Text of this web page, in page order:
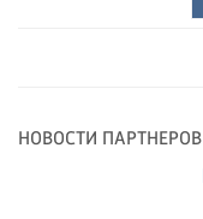
НОВОСТИ ПАРТНЕРОВ